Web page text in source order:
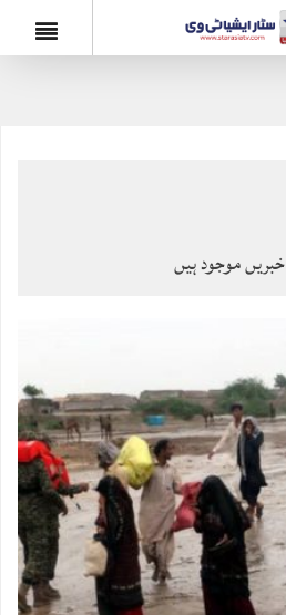
خبریں موجود ہیں